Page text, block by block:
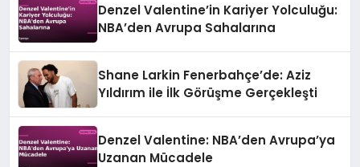
Denzel Valentine’in Kariyer Yolculuğu:
NBA’den Avrupa Sahalarına
Shane Larkin Fenerbahçe’de: Aziz
Yıldırım ile İlk Görüşme Gerçekleşti
Denzel Valentine: NBA’den Avrupa’ya
Uzanan Mücadele